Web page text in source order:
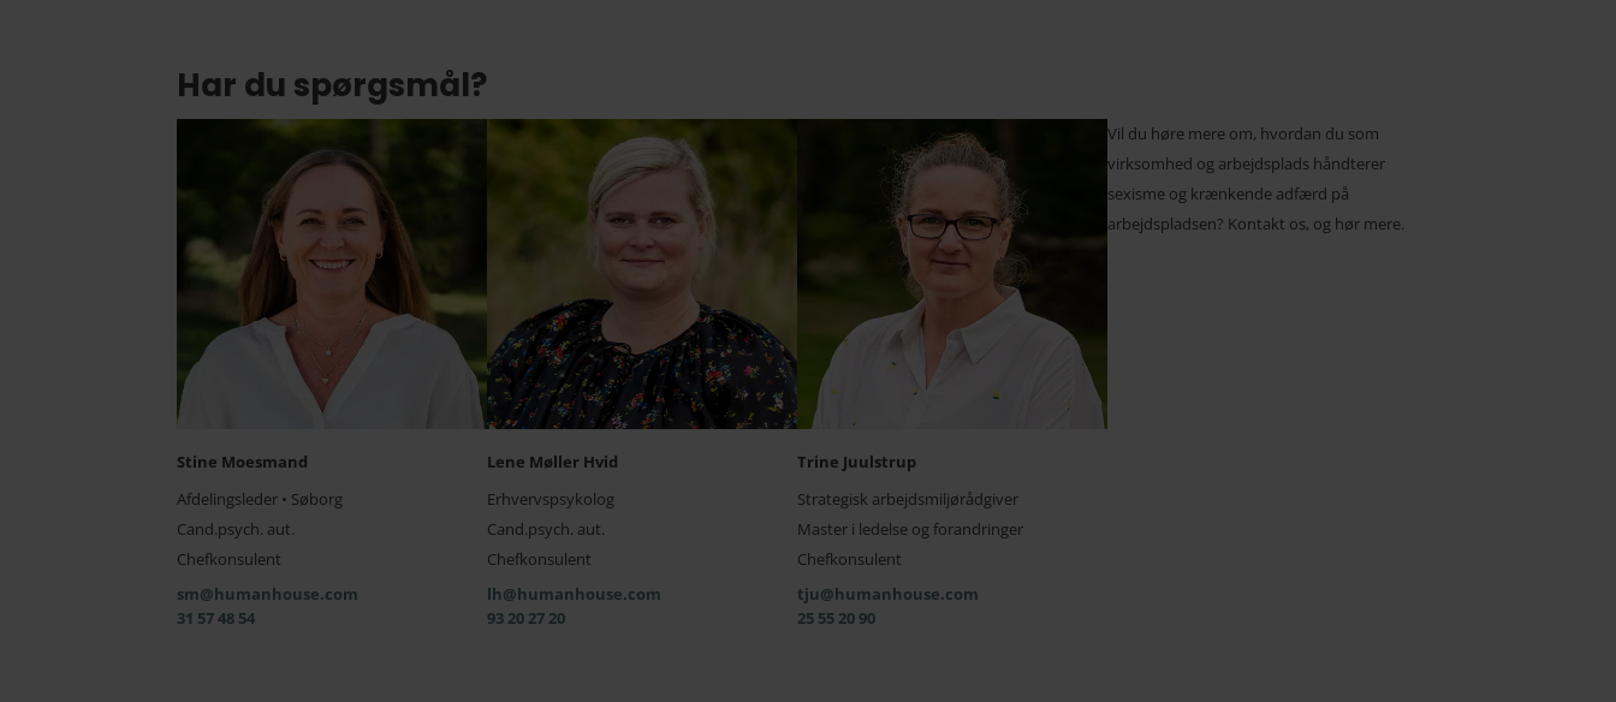
Har du spørgsmål?
Stine Moesmand
Afdelingsleder • Søborg
Cand.psych. aut.
Chefkonsulent
sm@humanhouse.com
31 57 48 54
Lene Møller Hvid
Erhvervspsykolog
Cand.psych. aut.
Chefkonsulent
lh@humanhouse.com
93 20 27 20
Trine Juulstrup
Strategisk arbejdsmiljørådgiver
Master i ledelse og forandringer
Chefkonsulent
tju@humanhouse.com
25 55 20 90
Vil du høre mere om, hvordan du som
virksomhed og arbejdsplads håndterer
sexisme og krænkende adfærd på
arbejdspladsen? Kontakt os, og hør mere.